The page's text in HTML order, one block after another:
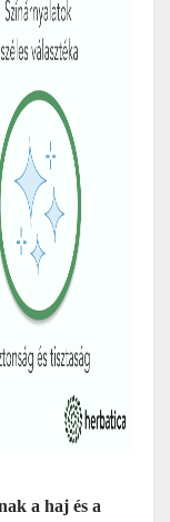
a haj és a